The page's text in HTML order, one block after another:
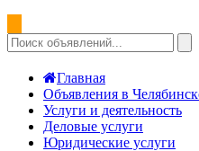
Главная
Объявления в
Услуги и деятельность
Деловые услуги
Юридические услуги